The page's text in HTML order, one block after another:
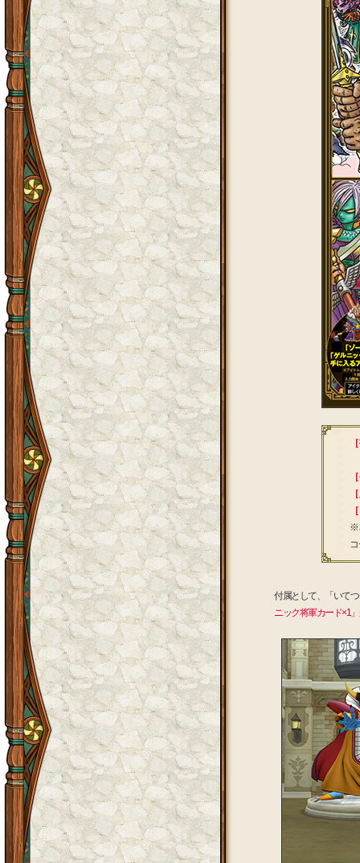
※
付属として、「いて
ニック将軍カード×1」